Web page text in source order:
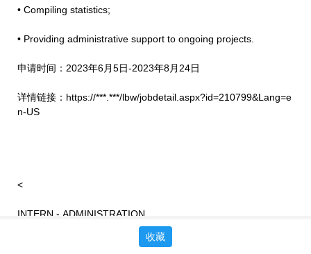
• Compiling statistics;
• Providing administrative support to ongoing projects.
申请时间：2023年6月5日-2023年8月24日
详情链接：https://***.***/lbw/jobdetail.aspx?id=210799&Lang=e
n-US
<
INTERN - ADMINISTRATION
收藏